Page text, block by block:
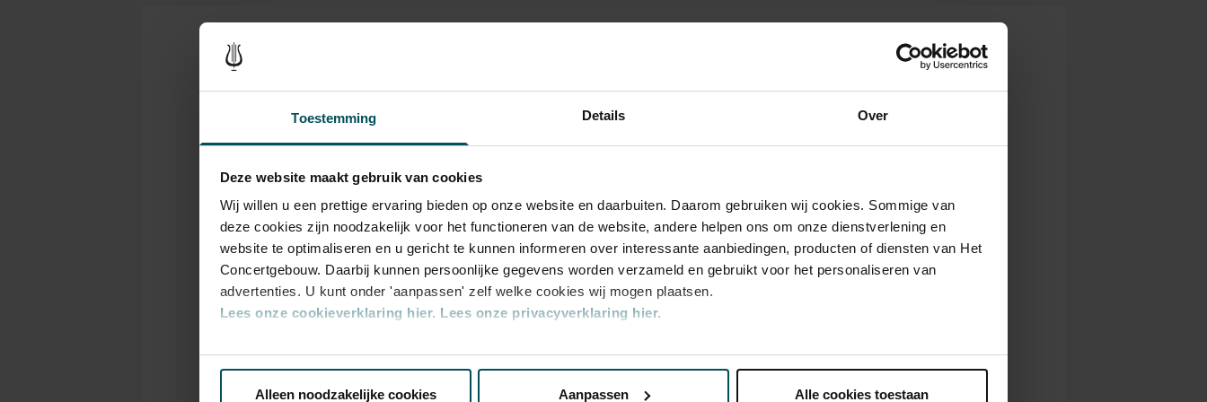
Toestemming Details Over
Deze website maakt gebruik van cookies
Wij willen u een prettige ervaring bieden op onze website en daarbuiten. Daarom gebruiken wij cookies. Sommige van
deze cookies zijn noodzakelijk voor het functioneren van de website, andere helpen ons om onze dienstverlening en
website te optimaliseren en u gericht te kunnen informeren over interessante aanbiedingen, producten of diensten van Het
Concertgebouw. Daarbij kunnen persoonlijke gegevens worden verzameld en gebruikt voor het personaliseren van
advertenties. U kunt onder 'aanpassen' zelf welke cookies wij mogen plaatsen.
Lees onze cookieverklaring hier. Lees onze privacyverklaring hier.
Via decookieverklaringop onze website kunt u uw toestemming op elk moment wijzigen of intrekken.
Alleen noodzakelijke cookies Aanpassen Alle cookies toestaan
dichtbij te horen en te zien. In een regie van Corina van Eijk zingt Lilian
vrouwenportretten van Piazzolla.
Kaarten
Standaard € 36,00 € 30,00 € 23,00
Drankjes zijn bij de prijs inbegrepen. Ben je jonger dan 30 jaar?
bestelflow beschikbaar.Meer informatie over sprintkaarten
Prijzen zijn exclusief transactiekosten: € 5 per bestelling. Wilt u